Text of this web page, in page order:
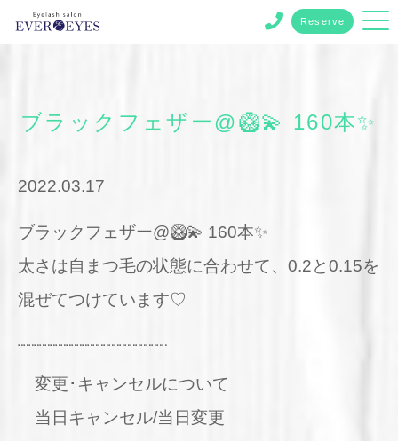
Reserve
ブラックフェザー@🥝💫 160本✨
2022.03.17
ブラックフェザー@🥝💫 160本✨
太さは自まつ毛の状態に合わせて、0.2と0.15を
混ぜてつけています♡
¨¨¨¨¨¨¨¨¨¨¨¨¨¨¨¨¨¨¨¨¨¨¨¨¨¨¨¨
変更･キャンセルについて
当日キャンセル/当日変更